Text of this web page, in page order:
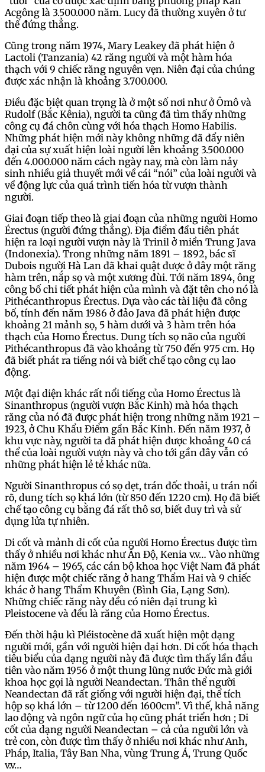
Acgông là 3.500.000 năm. Lucy đã thường xuyên ở tư
thế đứng thẳng.
Cũng trong năm 1974, Mary Leakey đã phát hiện ở
Lactoli (Tanzania) 42 răng người và một hàm hóa
thạch với 9 chiếc răng nguyên vẹn. Niên đại của chúng
được xác nhận là khoảng 3.700.000.
Điều đặc biệt quan trọng là ở một số nơi như ở Ômô và
Rudolf (Bắc Kênia), người ta cũng đã tìm thấy những
công cụ đá chôn cùng với hóa thạch Homo Habilis.
Những phát hiện mới này không những đã đẩy niên
đại của sự xuất hiện loài người lên khoảng 3.500.000
đến 4.000.000 năm cách ngày nay, mà còn làm nảy
sinh nhiều giả thuyết mới về cái “nói” của loài người và
về động lực của quá trình tiến hóa từ vượn thành
người.
Giai đoạn tiếp theo là giai đoạn của những người Homo
Érectus (người đứng thẳng). Địa điểm đầu tiên phát
hiện ra loại người vượn này là Trinil ở miền Trung Java
(Indonexia). Trong những năm 1891 – 1892, bác sĩ
Dubois người Hà Lan đã khai quật được ở đây một răng
hàm trên, nắp sọ và một xương đùi. Tới năm 1894, ông
công bố chi tiết phát hiện của mình và đặt tên cho nó là
Pithécanthropus Érectus. Dựa vào các tài liệu đã công
bố, tính đến năm 1986 ở đảo Java đã phát hiện được
khoảng 21 mảnh sọ, 5 hàm dưới và 3 hàm trên hóa
thạch của Homo Érectus. Dung tích sọ não của người
Pithécanthropus đã vào khoảng từ 750 đến 975 cm. Họ
đã biết phát ra tiếng nói và biết chế tạo công cụ lao
động.
Một đại diện khác rất nổi tiếng của Homo Érectus là
Sinanthropus (người vượn Bắc Kinh) mà hóa thạch
răng của nó đã được phát hiện trong những năm 1921 –
1923, ở Chu Khẩu Điểm gần Bắc Kinh. Đến năm 1937, ở
khu vực này, người ta đã phát hiện được khoảng 40 cá
thể của loài người vượn này và cho tới gần đây vẫn có
những phát hiện lẻ tẻ khác nữa.
Người Sinanthropus có sọ dẹt, trán đốc thoải, u trán nổi
rõ, dung tích sọ khá lớn (từ 850 đến 1220 cm). Họ đã biết
chế tạo công cụ bằng đá rất thô sơ, biết duy trì và sử
dụng lửa tự nhiên.
Di cốt và mảnh di cốt của người Homo Érectus được tìm
thấy ở nhiều nơi khác như Ấn Độ, Kenia v.v… Vào những
năm 1964 – 1965, các cán bộ khoa học Việt Nam đã phát
hiện được một chiếc răng ở hang Thẩm Hai và 9 chiếc
khác ở hang Thẩm Khuyên (Bình Gia, Lạng Sơn).
Những chiếc răng này đều có niên đại trung kì
Pleistocene và đều là răng của Homo Érectus.
Đến thời hậu kì Pléistocène đã xuất hiện một dạng
người mới, gần với người hiện đại hơn. Di cốt hóa thạch
tiêu biểu của dạng người này đã được tìm thấy lần đầu
tiên vào năm 1956 ở một thung lũng nước Đức mà giới
khoa học gọi là người Neandectan. Thân thể người
Neandectan đã rất giống với người hiện đại, thể tích
hộp sọ khá lớn – từ 1200 đến 1600cm”. Vì thế, khả năng
lao động và ngôn ngữ của họ cũng phát triển hơn ; Di
cốt của dạng người Neandectan – cả của người lớn và
trẻ con, còn được tìm thấy ở nhiều nơi khác như Anh,
Pháp, Italia, Tây Ban Nha, vùng Trung Á, Trung Quốc
v.v…